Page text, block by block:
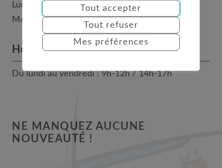
Lundi, mardi, jeudi et vendredi : 8h - 12h
Mercredi : 14h - 17h
Horaires téléphoniques
Du lundi au vendredi : 9h-12h / 14h-17h
NE MANQUEZ AUCUNE
NOUVEAUTÉ !
Tout accepter
Tout refuser
Mes préférences